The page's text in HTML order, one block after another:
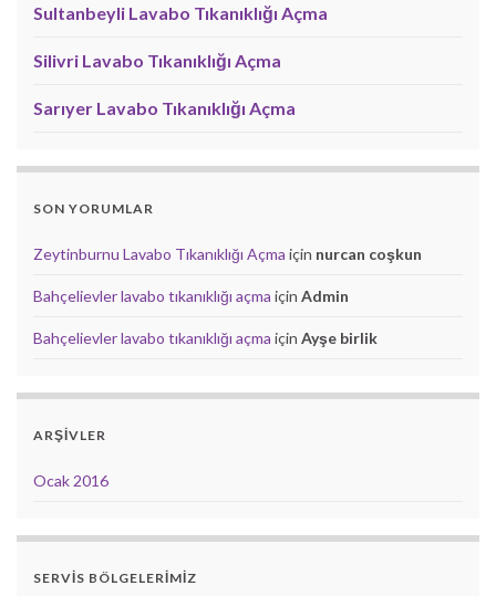
Sultanbeyli Lavabo Tıkanıklığı Açma
Silivri Lavabo Tıkanıklığı Açma
Sarıyer Lavabo Tıkanıklığı Açma
SON YORUMLAR
Zeytinburnu Lavabo Tıkanıklığı Açma için nurcan coşkun
Bahçelievler lavabo tıkanıklığı açma için Admin
Bahçelievler lavabo tıkanıklığı açma için Ayşe birlik
ARŞIVLER
Ocak 2016
SERVIS BÖLGELERIMIZ